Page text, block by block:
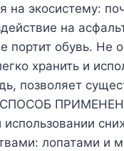
на экосистему:
на
обувь. Не
хранить и
позволяет
лопатами и